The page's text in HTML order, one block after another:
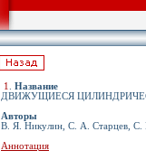
1
Название
ДВИЖУЩИЕСЯ
Авторы
В. Я. Никулин, С. А. Старцев, С.
Аннотация